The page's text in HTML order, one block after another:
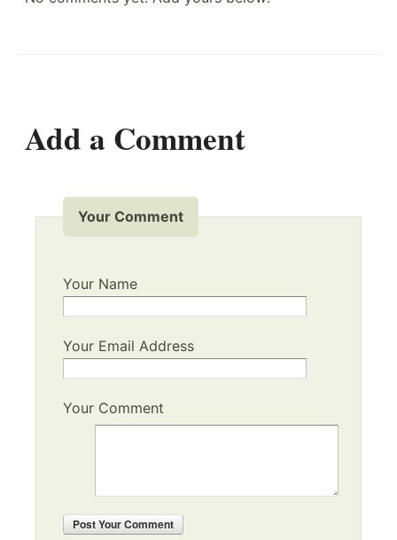
Add a Comment
Your Comment
Your Name
Your Email Address
Your Comment
PostYour Comment